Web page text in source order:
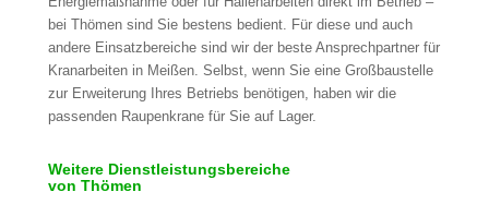
bei Thömen sind Sie bestens bedient. Für diese und auch
andere Einsatzbereiche sind wir der beste Ansprechpartner für
Kranarbeiten in Meißen. Selbst, wenn Sie eine Großbaustelle
zur Erweiterung Ihres Betriebs benötigen, haben wir die
passenden Raupenkrane für Sie auf Lager.
Weitere Dienstleistungsbereiche
von Thömen